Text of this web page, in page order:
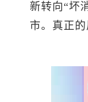
新转向“坏
市。真正